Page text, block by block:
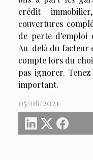
crédit
couvertures
de perte d'emploi
Au-delà du facteur
compte lors du
pas ignorer.
important.
05/06/2021